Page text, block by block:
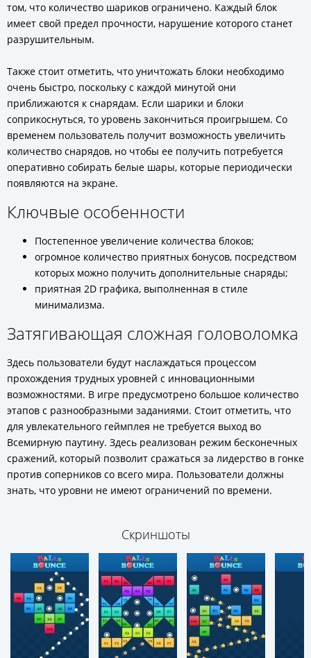
том, что количество шариков ограничено. Каждый блок
имеет свой предел прочности, нарушение которого станет
разрушительным.
Также стоит отметить, что уничтожать блоки необходимо
очень быстро, поскольку с каждой минутой они
приближаются к снарядам. Если шарики и блоки
соприкоснуться, то уровень закончиться проигрышем. Со
временем пользователь получит возможность увеличить
количество снарядов, но чтобы ее получить потребуется
оперативно собирать белые шары, которые периодически
появляются на экране.
Ключвые особенности
Постепенное увеличение количества блоков;
огромное количество приятных бонусов, посредством
которых можно получить дополнительные снаряды;
приятная 2D графика, выполненная в стиле
минимализма.
Затягивающая сложная головоломка
Здесь пользователи будут наслаждаться процессом
прохождения трудных уровней с инновационными
возможностями. В игре предусмотрено большое количество
этапов с разнообразными заданиями. Стоит отметить, что
для увлекательного геймплея не требуется выход во
Всемирную паутину. Здесь реализован режим бесконечных
сражений, который позволит сражаться за лидерство в гонке
против соперников со всего мира. Пользователи должны
знать, что уровни не имеют ограничений по времени.
Скриншоты